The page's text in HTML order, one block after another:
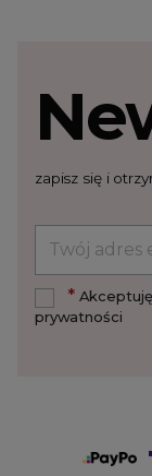
zapisz się i
*Akceptuję
prywatności